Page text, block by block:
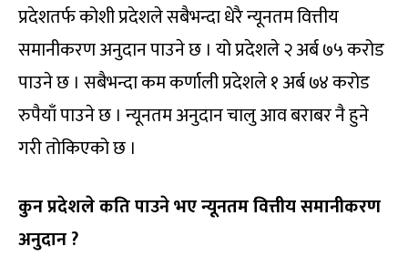
प्रदेशतर्फ कोशी प्रदेशले सबैभन्दा धेरै न्यूनतम वित्तीय
समानीकरण अनुदान पाउने छ । यो प्रदेशले २ अर्ब ७५ करोड
पाउने छ । सबैभन्दा कम कर्णाली प्रदेशले १ अर्ब ७४ करोड
रुपैयाँ पाउने छ । न्यूनतम अनुदान चालु आव बराबर नै हुने
गरी तोकिएको छ ।
कुन प्रदेशले कति पाउने भए न्यूनतम वित्तीय समानीकरण
अनुदान ?